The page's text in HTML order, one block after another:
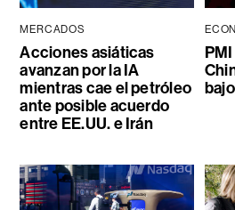
MERCADOS
Acciones asiáticas
avanzan por la IA
mientras cae el petróleo
ante posible acuerdo
entre EE.UU. e Irán